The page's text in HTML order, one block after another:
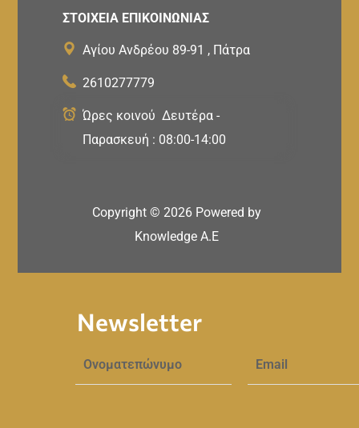
ΣΤΟΙΧΕΙΑ ΕΠΙΚΟΙΝΩΝΙΑΣ
Αγίου Ανδρέου 89-91 , Πάτρα
2610277779
Ώρες κοινού Δευτέρα -
Παρασκευή : 08:00-14:00
Copyright © 2026 Powered by
Knowledge A.E
Newsletter